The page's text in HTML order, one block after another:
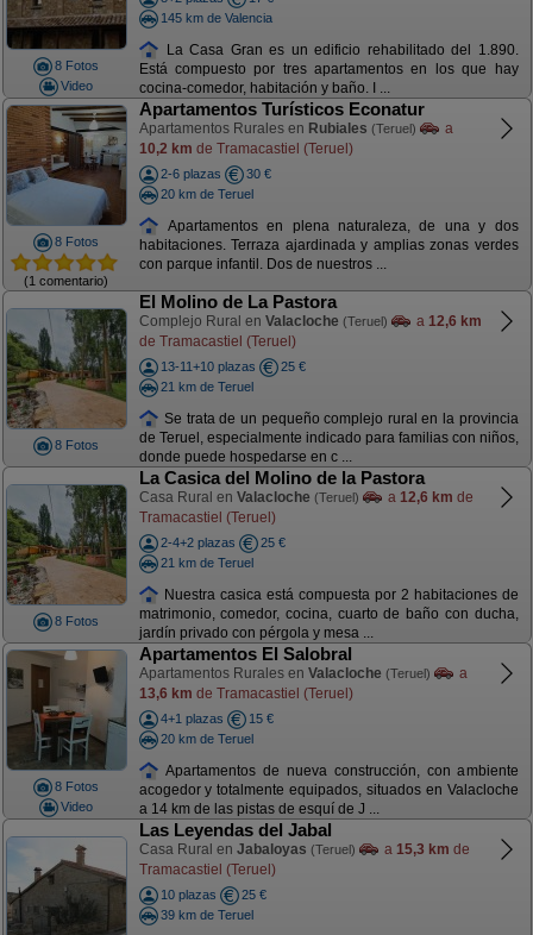
8 Fotos
Video
145 km de Valencia
La Casa Gran es un edificio rehabilitado del 1.890.
Está compuesto por tres apartamentos en los que hay
cocina-comedor, habitación y baño. I ...
8 Fotos
(1 comentario)
Apartamentos Turísticos Econatur
Apartamentos Rurales en Rubiales (Teruel)
a
10,2 km de Tramacastiel (Teruel)
2-6 plazas
30 €
20 km de Teruel
Apartamentos en plena naturaleza, de una y dos
habitaciones. Terraza ajardinada y amplias zonas verdes
con parque infantil. Dos de nuestros ...
8 Fotos
El Molino de La Pastora
Complejo Rural en Valacloche (Teruel) a 12,6 km
de Tramacastiel (Teruel)
13-11+10 plazas
25 €
21 km de Teruel
Se trata de un pequeño complejo rural en la provincia
de Teruel, especialmente indicado para familias con niños,
donde puede hospedarse en c ...
8 Fotos
La Casica del Molino de la Pastora
Casa Rural en Valacloche (Teruel) a 12,6 km de
Tramacastiel (Teruel)
2-4+2 plazas
25 €
21 km de Teruel
Nuestra casica está compuesta por 2 habitaciones de
matrimonio, comedor, cocina, cuarto de baño con ducha,
jardín privado con pérgola y mesa ...
8 Fotos
Video
Apartamentos El Salobral
Apartamentos Rurales en Valacloche (Teruel)
a
13,6 km de Tramacastiel (Teruel)
4+1 plazas
15 €
20 km de Teruel
Apartamentos de nueva construcción, con ambiente
acogedor y totalmente equipados, situados en Valacloche
a 14 km de las pistas de esquí de J ...
Las Leyendas del Jabal
Casa Rural en Jabaloyas (Teruel) a 15,3 km de
Tramacastiel (Teruel)
10 plazas
25 €
39 km de Teruel